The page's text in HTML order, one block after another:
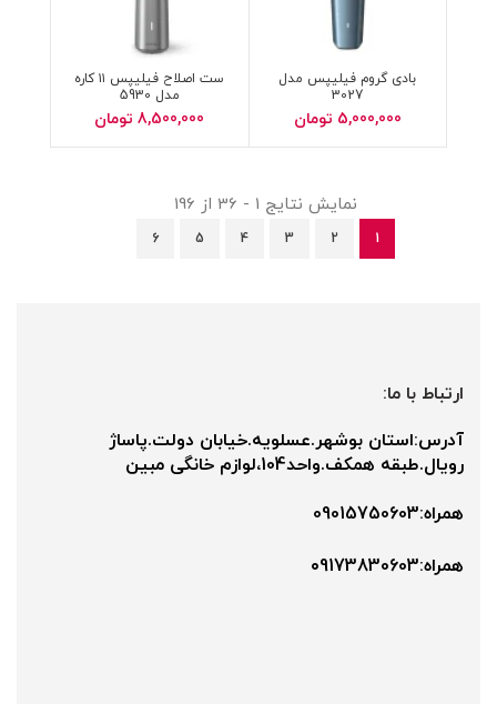
بادی گروم فیلیپس مدل
3027
5,000,000 تومان
ست اصلاح فیلیپس ۱۱ کاره
مدل 5930
8,500,000 تومان
نمایش نتایج 1 - 36 از 196
1
2
3
4
5
6
ارتباط با ما:
آدرس:استان بوشهر.عسلویه.خیابان دولت.پاساژ
رویال.طبقه همکف.واحد104،لوازم خانگی مبین
همراه:09015750603
همراه:۰9173830603